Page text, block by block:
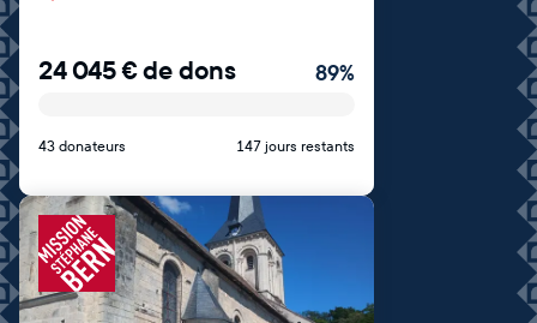
24 045€de dons 89%
43 donateurs 147 jours restants